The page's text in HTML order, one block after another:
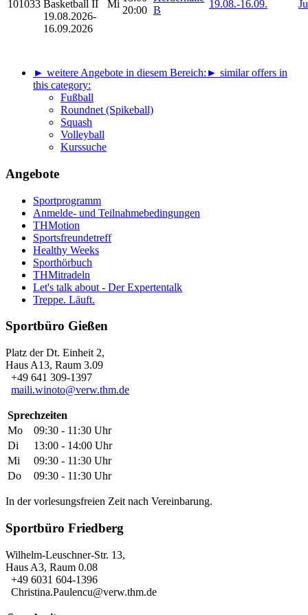
101033 Basketball II
19.08.2026-
16.09.2026
Mi
20:00 B
19.08.-16.09.
► weitere Angebote in diesem Bereich: ► similar offers in
this category:
Fußball
Roundnet (Spikeball)
Squash
Volleyball
Kurssuche
Angebote
Sportprogramm
Anmelde- und Teilnahmebedingungen
THMotion
Sportsfreundetreff
Healthy Weeks
Sporthörbuch
THMitradeln
Let's talk about - Der Expertentalk
Treppe. Läuft.
Sportbüro Gießen
Platz der Dt. Einheit 2,
Haus A13, Raum 3.09
+49 641 309-1397
maili.winoto@verw.thm.de
Sprechzeiten
Mo
09:30 - 11:30 Uhr
Di
13:00 - 14:00 Uhr
Mi
09:30 - 11:30 Uhr
Do
09:30 - 11:30 Uhr
In der vorlesungsfreien Zeit nach Vereinbarung.
Sportbüro Friedberg
Wilhelm-Leuschner-Str. 13,
Haus A3, Raum 0.08
+49 6031 604-1396
Christina.Paulencu@verw.thm.de